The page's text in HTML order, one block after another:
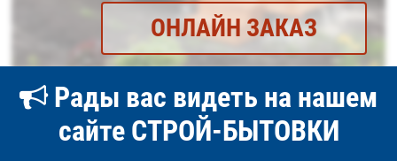
ОНЛАЙН ЗАКАЗ
Рады вас видеть на нашем
сайте СТРОЙ-БЫТОВКИ